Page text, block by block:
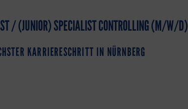
/ (JUNIOR) SPECIALIST CONTROLLING (M/W/D)
KARRIERESCHRITT IN NÜRNBERG